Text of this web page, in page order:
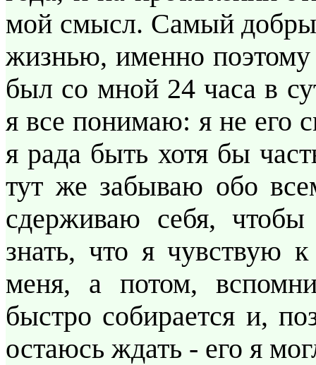
мой смысл. Самый
жизнью, именно
был со мной 24 часа в
я все понимаю: я не его
я рада быть хотя бы
тут же забываю обо
сдерживаю себя,
знать, что я чувствую
меня, а потом,
быстро собирается и,
остаюсь ждать - его я